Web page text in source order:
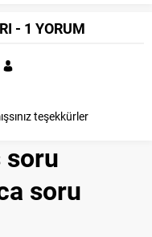
- 1 YORUM
teşekkürler
soru
soru